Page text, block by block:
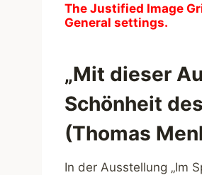
The Justified Image
General settings.
„Mit dieser
Schönheit
(Thomas
In der Ausstellung „Im